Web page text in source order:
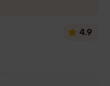
4.9